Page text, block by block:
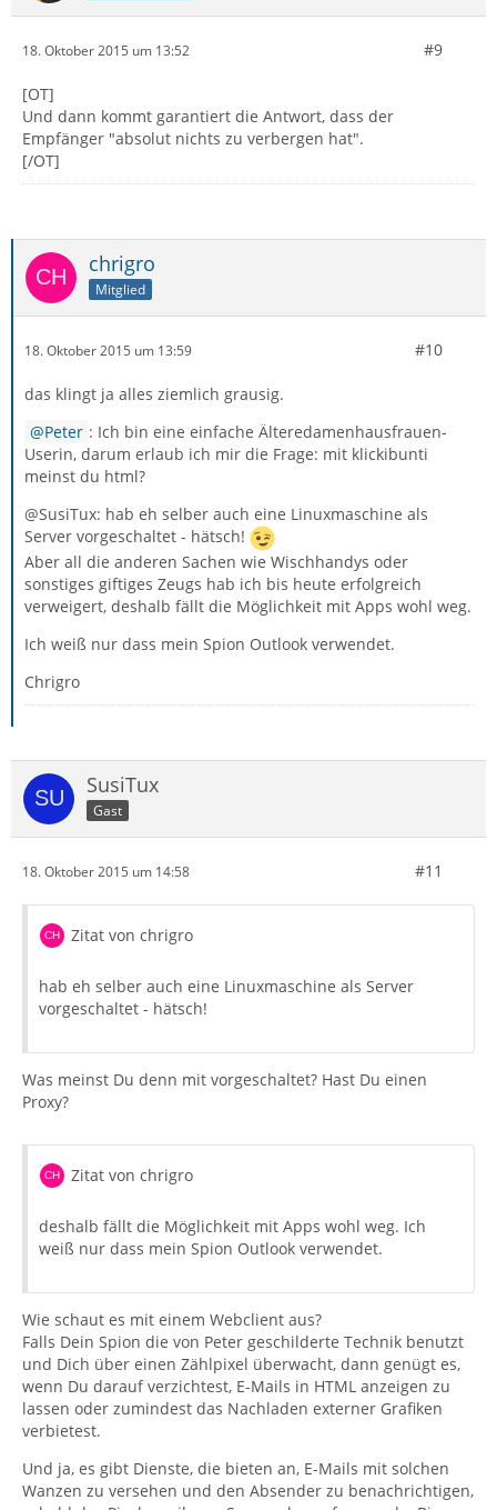
18. Oktober 2015 um 13:52 #9
[OT]
Und dann kommt garantiert die Antwort, dass der
Empfänger "absolut nichts zu verbergen hat".
[/OT]
chrigro
Mitglied
18. Oktober 2015 um 13:59 #10
das klingt ja alles ziemlich grausig.
Peter : Ich bin eine einfache Älteredamenhausfrauen-
Userin, darum erlaub ich mir die Frage: mit klickibunti
meinst du html?
@SusiTux: hab eh selber auch eine Linuxmaschine als
Server vorgeschaltet - hätsch!
Aber all die anderen Sachen wie Wischhandys oder
sonstiges giftiges Zeugs hab ich bis heute erfolgreich
verweigert, deshalb fällt die Möglichkeit mit Apps wohl weg.
Ich weiß nur dass mein Spion Outlook verwendet.
Chrigro
SusiTux
Gast
18. Oktober 2015 um 14:58 #11
Zitat von chrigro
hab eh selber auch eine Linuxmaschine als Server
vorgeschaltet - hätsch!
Was meinst Du denn mit vorgeschaltet? Hast Du einen
Proxy?
Zitat von chrigro
deshalb fällt die Möglichkeit mit Apps wohl weg. Ich
weiß nur dass mein Spion Outlook verwendet.
Wie schaut es mit einem Webclient aus?
Falls Dein Spion die von Peter geschilderte Technik benutzt
und Dich über einen Zählpixel überwacht, dann genügt es,
wenn Du darauf verzichtest, E-Mails in HTML anzeigen zu
lassen oder zumindest das Nachladen externer Grafiken
verbietest.
Und ja, es gibt Dienste, die bieten an, E-Mails mit solchen
Wanzen zu versehen und den Absender zu benachrichtigen,